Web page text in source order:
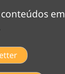
em